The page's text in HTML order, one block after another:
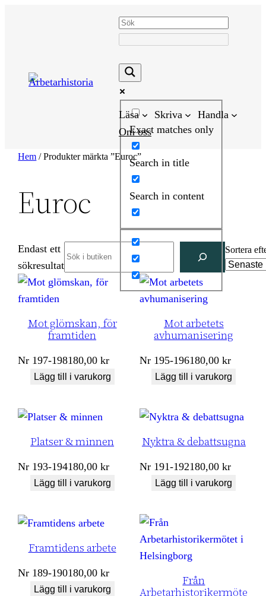
Exact matches only
Search in title
Search in content
Läsa Skriva
Handla
Om oss
Hem / Produkter märkta ”Euroc”
Euroc
Endast ett
sökresultat
Sortera
Mot glömskan, för
framtiden
Nr 197-198180,00kr
Lägg till i varukorg
Mot arbetets
avhumanisering
Nr 195-196180,00kr
Lägg till i varukorg
Platser & minnen
Nr 193-194180,00kr
Lägg till i varukorg
Nyktra & debattsugna
Nr 191-192180,00kr
Lägg till i varukorg
Framtidens arbete
Nr 189-190180,00kr
Lägg till i varukorg
Från
Arbetarhistorikermöte